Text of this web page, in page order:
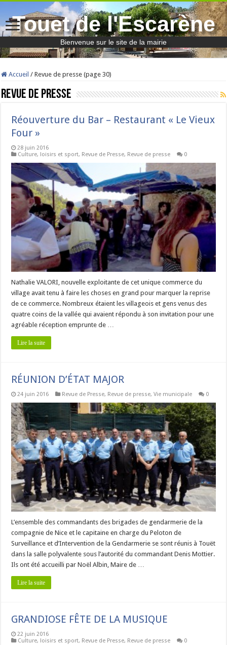
Touet de l'Escarène
Bienvenue sur le site de la mairie
Accueil / Revue de presse (page 30)
Revue de presse
Réouverture du Bar – Restaurant « Le Vieux
Four »
28 juin 2016
Culture, loisirs et sport, Revue de Presse, Revue de presse 0
Nathalie VALORI, nouvelle exploitante de cet unique commerce du
village avait tenu à faire les choses en grand pour marquer la reprise
de ce commerce. Nombreux étaient les villageois et gens venus des
quatre coins de la vallée qui avaient répondu à son invitation pour une
agréable réception emprunte de …
Lire la suite
RÉUNION D’ÉTAT MAJOR
24 juin 2016 Revue de Presse, Revue de presse,Vie municipale 0
L’ensemble des commandants des brigades de gendarmerie de la
compagnie de Nice et le capitaine en charge du Peloton de
Surveillance et d’Intervention de la Gendarmerie se sont réunis à Touët
dans la salle polyvalente sous l’autorité du commandant Denis Mottier.
Ils ont été accueilli par Noël Albin, Maire de …
Lire la suite
GRANDIOSE FÊTE DE LA MUSIQUE
22 juin 2016
Culture, loisirs et sport, Revue de Presse, Revue de presse 0